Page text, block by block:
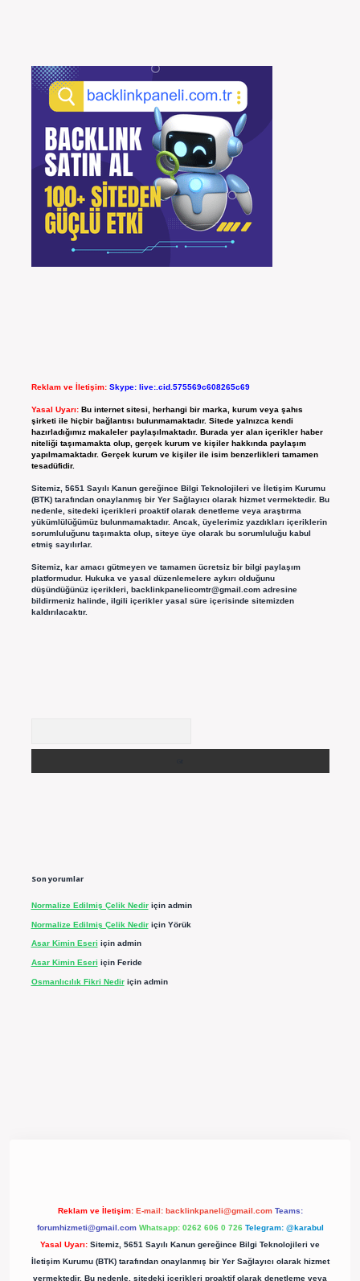
Reklam ve İletişim: Skype: live:.cid.575569c608265c69
Yasal Uyarı: Bu internet sitesi, herhangi bir marka, kurum veya şahıs
şirketi ile hiçbir bağlantısı bulunmamaktadır. Sitede yalnızca kendi
hazırladığımız makaleler paylaşılmaktadır. Burada yer alan içerikler haber
niteliği taşımamakta olup, gerçek kurum ve kişiler hakkında paylaşım
yapılmamaktadır. Gerçek kurum ve kişiler ile isim benzerlikleri tamamen
tesadüfidir.
Sitemiz, 5651 Sayılı Kanun gereğince Bilgi Teknolojileri ve İletişim Kurumu
(BTK) tarafından onaylanmış bir Yer Sağlayıcı olarak hizmet vermektedir. Bu
nedenle, sitedeki içerikleri proaktif olarak denetleme veya araştırma
yükümlülüğümüz bulunmamaktadır. Ancak, üyelerimiz yazdıkları içeriklerin
sorumluluğunu taşımakta olup, siteye üye olarak bu sorumluluğu kabul
etmiş sayılırlar.
Sitemiz, kar amacı gütmeyen ve tamamen ücretsiz bir bilgi paylaşım
platformudur. Hukuka ve yasal düzenlemelere aykırı olduğunu
düşündüğünüz içerikleri, backlinkpanelicomtr@gmail.comadresine
bildirmeniz halinde, ilgili içerikler yasal süre içerisinde sitemizden
kaldırılacaktır.
Son yorumlar
Normalize Edilmiş Çelik Nediriçin admin
Normalize Edilmiş Çelik Nediriçin Yörük
Asar Kimin Eseri için admin
Asar Kimin Eseri için Feride
Osmanlıcılık Fikri Nediriçin admin
Reklam ve İletişim: E-mail: backlinkpaneli@gmail.com Teams:
forumhizmeti@gmail.com Whatsapp: 0262 606 0 726 Telegram: @karabul
Yasal Uyarı: Sitemiz, 5651 Sayılı Kanun gereğince Bilgi Teknolojileri ve
İletişim Kurumu (BTK) tarafından onaylanmış bir Yer Sağlayıcı olarak hizmet
vermektedir. Bu nedenle, sitedeki içerikleri proaktif olarak denetleme veya